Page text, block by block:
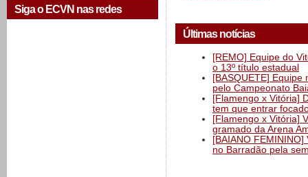
Siga o ECVN nas redes
Últimas notícias
[REMO] Equipe do
o 13º título estadual
[BASQUETE]
pelo Campeonato
[Flamengo x Vitória]
tem que entrar
[Flamengo x Vitória]
gramado da Arena
[BAIANO
no Barradão pela